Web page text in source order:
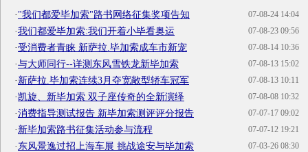
07-08-24 14:04
·"我们都爱毕加索"路书网络征集奖项告知
07-08-23 09:56
·我们都爱毕加索:我们开着小毕看奥运
07-08-14 10:36
·受消费者青睐 新萨拉.毕加索成车市新宠
07-08-13 15:02
·与大师同行--详测东风雪铁龙新毕加索
07-08-13 10:11
·新萨拉.毕加索连续3月夺宽敞型轿车冠军
07-08-08 10:32
·凯旋、新毕加索 双子座传奇的全新演绎
07-07-17 09:02
·消费指导测试报告 新毕加索测评评分报告
07-07-12 19:21
·新毕加索路书征集活动参与流程
07-03-26 08:30
·东风景逸过招上海车展 挑战途安与毕加索